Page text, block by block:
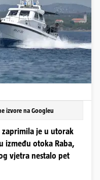
izvore na Googleu
zaprimila je u utorak
između otoka Raba,
vjetra nestalo pet